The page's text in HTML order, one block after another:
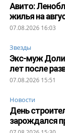
Авито:
жилья на
07.08.2026 16:03
Звезды
Экс-муж
лет после
07.08.2026 15:51
Новости
День
зарождался